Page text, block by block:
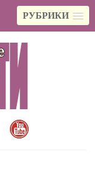
РУБРИКИ